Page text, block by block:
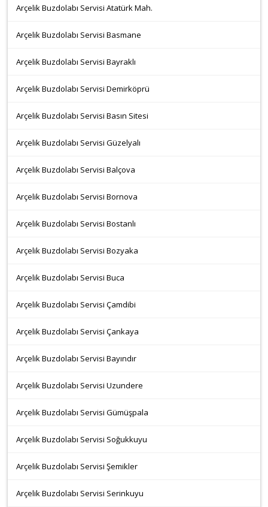
Arçelik Buzdolabı Servisi Atatürk Mah.
Arçelik Buzdolabı Servisi Basmane
Arçelik Buzdolabı Servisi Bayraklı
Arçelik Buzdolabı Servisi Demirköprü
Arçelik Buzdolabı Servisi Basın Sitesi
Arçelik Buzdolabı Servisi Güzelyalı
Arçelik Buzdolabı Servisi Balçova
Arçelik Buzdolabı Servisi Bornova
Arçelik Buzdolabı Servisi Bostanlı
Arçelik Buzdolabı Servisi Bozyaka
Arçelik Buzdolabı Servisi Buca
Arçelik Buzdolabı Servisi Çamdibi
Arçelik Buzdolabı Servisi Çankaya
Arçelik Buzdolabı Servisi Bayındır
Arçelik Buzdolabı Servisi Uzundere
Arçelik Buzdolabı Servisi Gümüşpala
Arçelik Buzdolabı Servisi Soğukkuyu
Arçelik Buzdolabı Servisi Şemikler
Arçelik Buzdolabı Servisi Serinkuyu